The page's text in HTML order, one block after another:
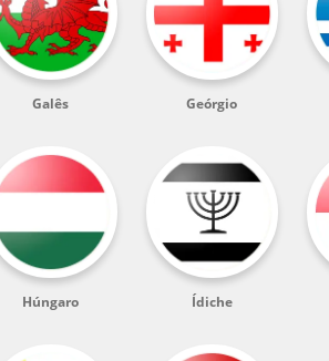
Galês Geórgio
Húngaro Ídiche